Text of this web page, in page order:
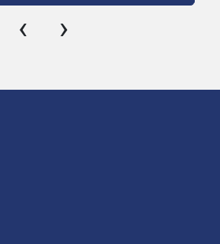
‹ ›